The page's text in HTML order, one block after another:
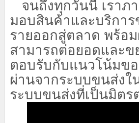
จนถึงทุกวันนี้ เราภ
มอบสินค้าและบริกา
รายออกสู่ตลาด พร้อ
สามารถต่อยอดและ
ตอบรับกับแนวโน้มข
ผ่านจากระบบขนส่งใ
ระบบขนส่งที่เป็นมิตร